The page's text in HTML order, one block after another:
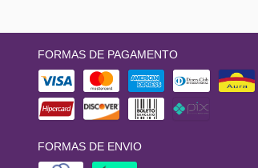
FORMAS DE PAGAMENTO
FORMAS DE ENVIO